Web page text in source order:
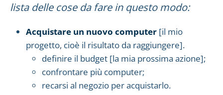
lista delle cose da fare in questo modo:
Acquistare un nuovo computer [il mio
progetto, cioè il risultato da raggiungere].
definire il budget [la mia prossima azione];
confrontare più computer;
recarsi al negozio per acquistarlo.